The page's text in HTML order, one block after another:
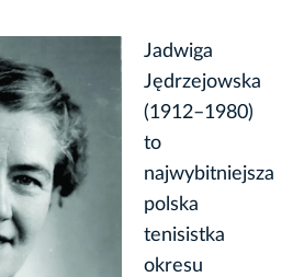
Jadwiga
Jędrzejowska
(1912–1980)
to
najwybitniejsza
polska
tenisistka
okresu